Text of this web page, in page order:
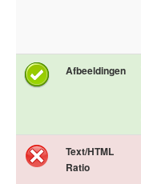
Afbeeldingen
Text/HTML
Ratio